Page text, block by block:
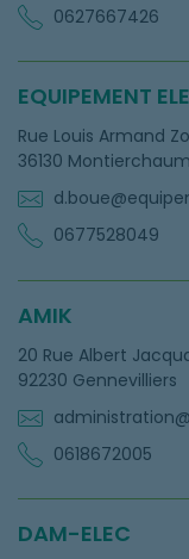
0627667426
EQUIPEMENT
Rue Louis Armand
36130
0677528049
AMIK
20 Rue Albert
92230 Gennevilliers
0618672005
DAM-ELEC